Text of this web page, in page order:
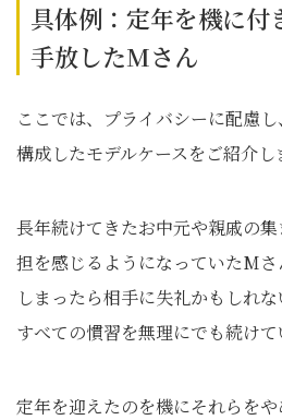
具体例：定年を機に付
手放したMさん
ここでは、プライバシーに配慮
構成したモデルケースをご紹介し
長年続けてきたお中元や親戚の
担を感じるようになっていたM
しまったら相手に失礼かもしれな
すべての慣習を無理にでも続けて
定年を迎えたのを機にそれらを